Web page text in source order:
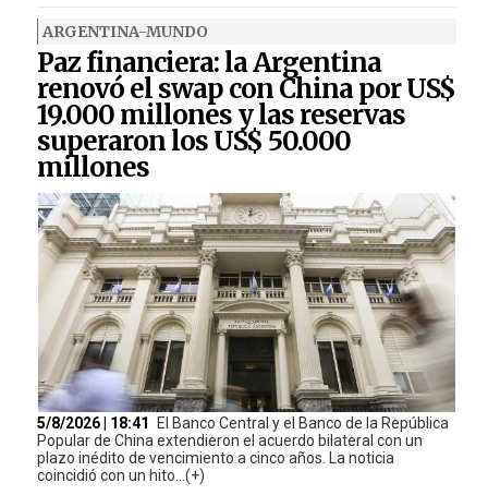
ARGENTINA-MUNDO
Paz financiera: la Argentina
renovó el swap con China por US$
19.000 millones y las reservas
superaron los US$ 50.000
millones
5/8/2026 | 18:41
El Banco Central y el Banco de la República
Popular de China extendieron el acuerdo bilateral con un
plazo inédito de vencimiento a cinco años. La noticia
coincidió con un hito...(+)